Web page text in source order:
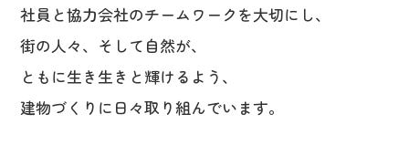
社員と協力会社のチームワークを大切にし、
街の人々、そして自然が、
ともに生き生きと輝けるよう、
建物づくりに日々取り組んでいます。